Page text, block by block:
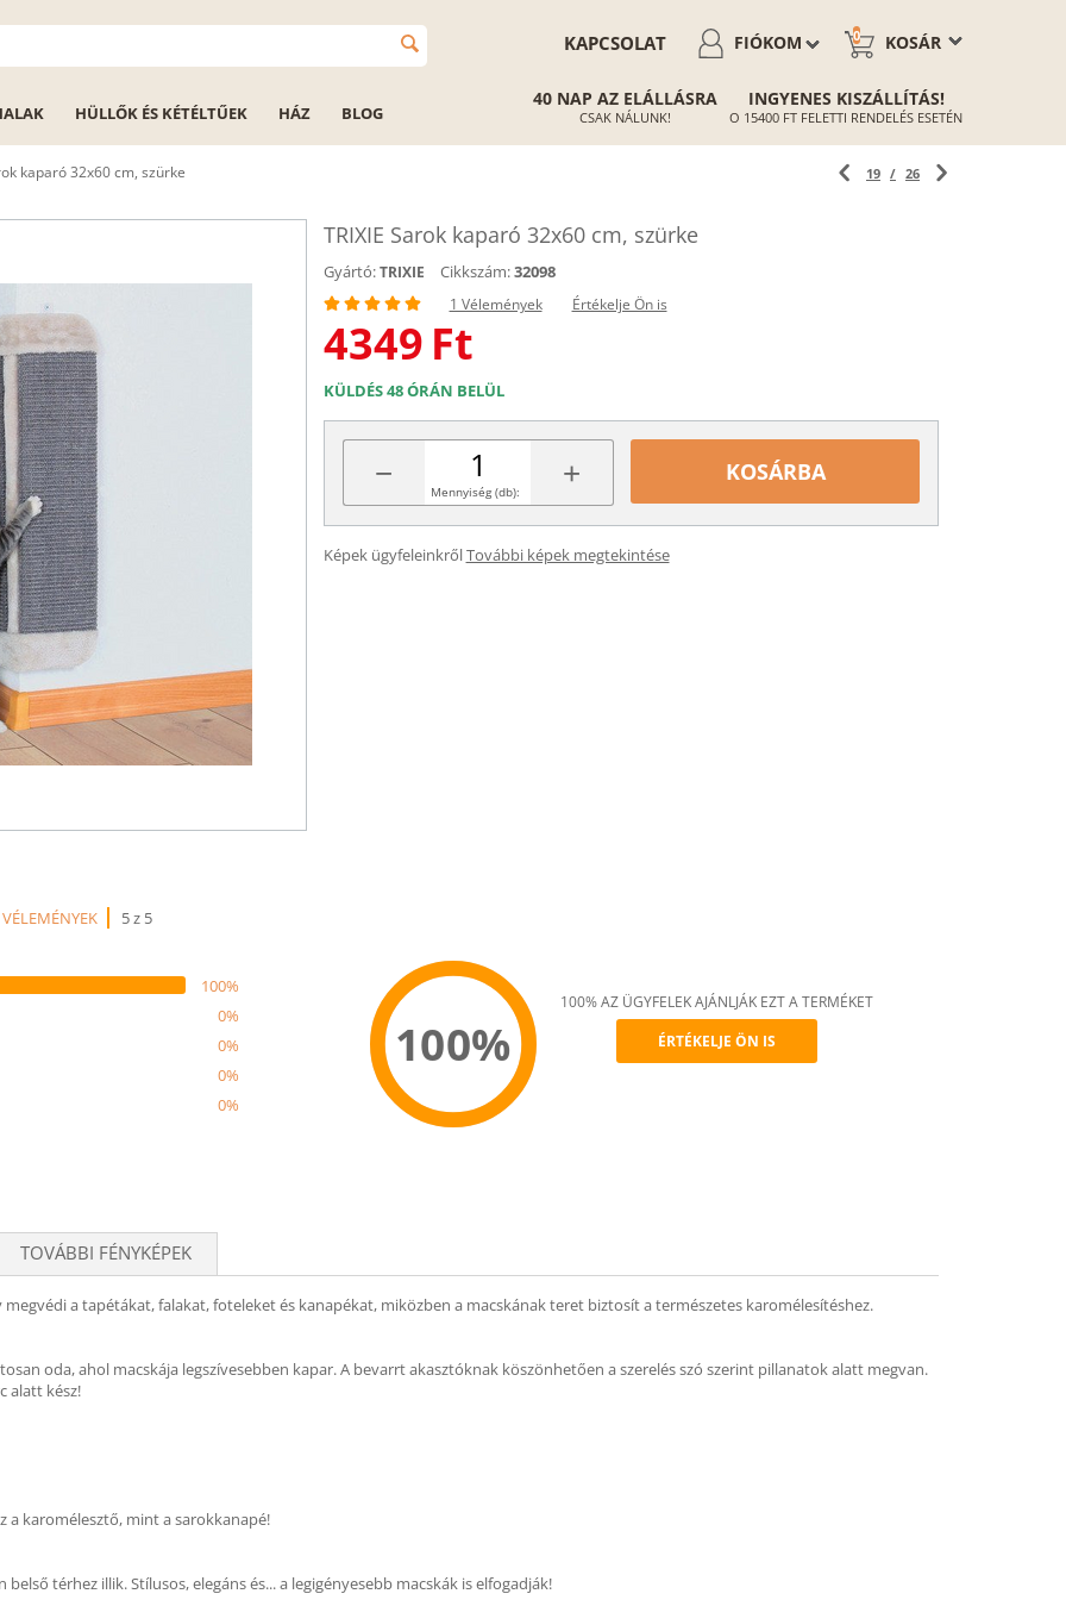
KOSÁR
0
FIÓKOM
KAPCSOLAT
HÜLLŐK ÉS KÉTÉLTŰEK HÁZ BLOG
40 NAP AZ ELÁLLÁSRA
CSAK NÁLUNK!
INGYENES KISZÁLLÍTÁS!
O 15400 FT FELETTI RENDELÉS ESETÉN
kaparó 32x60 cm, szürke 19 / 26
TRIXIE Sarok kaparó 32x60 cm, szürke
Gyártó: TRIXIE Cikkszám:32098
1 Vélemények Értékelje Ön is
4349 Ft
KÜLDÉS 48 ÓRÁN BELÜL
− +
Mennyiség (db):
KOSÁRBA
Képek ügyfeleinkrőlTovábbi képek megtekintése
5 z 5
100%
0%
0%
0%
0%
100%
100% AZ ÜGYFELEK AJÁNLJÁK EZT A TERMÉKET
ÉRTÉKELJE ÖN IS
TOVÁBBI FÉNYKÉPEK
megvédi a tapétákat, falakat, foteleket és kanapékat, miközben a macskának teret biztosít a természetes karomélesítéshez.
oda, ahol macskája legszívesebben kapar. A bevarrt akasztóknak köszönhetően a szerelés szó szerint pillanatok alatt megvan.
alatt kész!
a karomélesztő, mint a sarokkanapé!
térhez illik. Stílusos, elegáns és... a legigényesebb macskák is elfogadják!